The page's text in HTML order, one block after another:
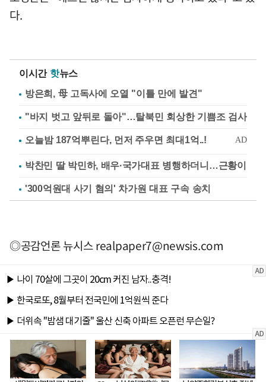
다.
이시간 핫뉴스
방은희, 母 고독사에 오열 "이틀 만에 발견"
"바지 벗고 앞뒤로 돌아"…탈북민 회상한 기쁨조 검사
박찬민 딸 박민하, 배우·국가대표 병행하더니…근황이
'300억원대 사기 혐의' 차가원 대표 구속 송치
◎공감언론 뉴시스realpaper7@newsis.com